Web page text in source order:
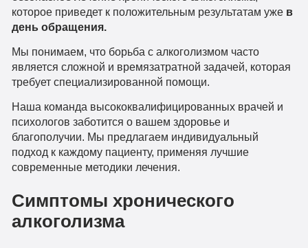
которое приведет к положительным результатам уже в
день обращения.
Мы понимаем, что борьба с алкоголизмом часто
является сложной и времязатратной задачей, которая
требует специализированной помощи.
Наша команда высококвалифицированных врачей и
психологов заботится о вашем здоровье и
благополучии. Мы предлагаем индивидуальный
подход к каждому пациенту, применяя лучшие
современные методики лечения.
Симптомы хронического
алкоголизма